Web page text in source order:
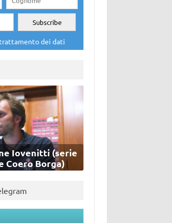
dei dati
Iovenitti (serie
Coero Borga)